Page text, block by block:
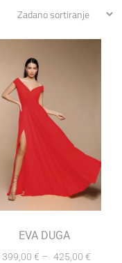
EVA DUGA
399,00 € – 425,00 €